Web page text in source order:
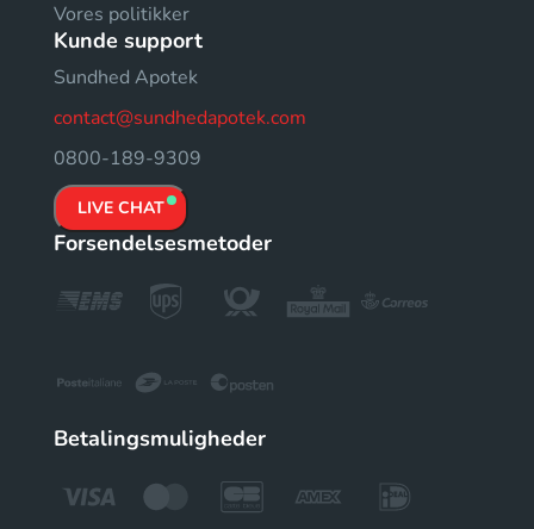
Vores politikker
Kunde support
Sundhed Apotek
contact@sundhedapotek.com
0800-189-9309
LIVE CHAT
Forsendelsesmetoder
Betalingsmuligheder